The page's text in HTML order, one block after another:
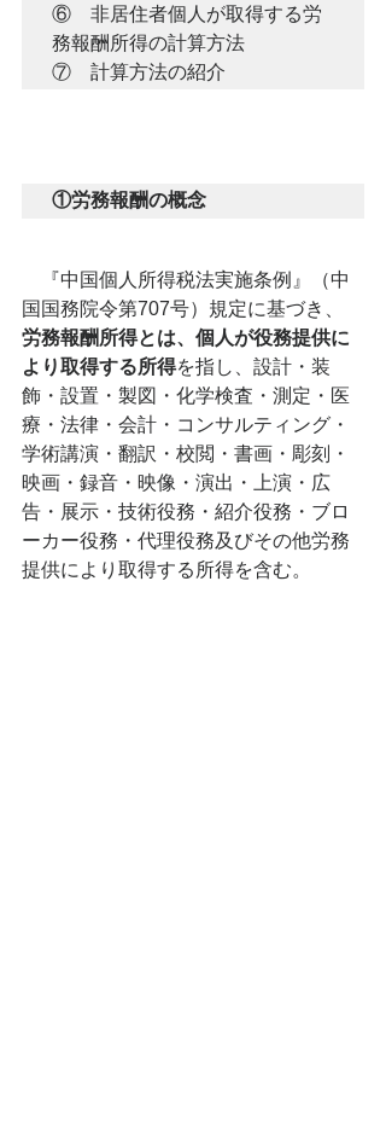
⑥　非居住者個人が取得する労
務報酬所得の計算方法
⑦　計算方法の紹介
①労務報酬の概念
『中国個人所得税法実施条例』（中
国国務院令第707号）規定に基づき、
労務報酬所得とは、個人が役務提供に
より取得する所得を指し、設計・装
飾・設置・製図・化学検査・測定・医
療・法律・会計・コンサルティング・
学術講演・翻訳・校閲・書画・彫刻・
映画・録音・映像・演出・上演・広
告・展示・技術役務・紹介役務・ブロ
ーカー役務・代理役務及びその他労務
提供により取得する所得を含む。